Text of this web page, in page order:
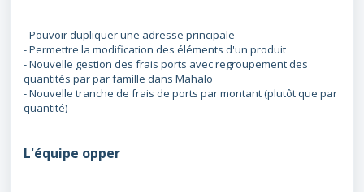
- Pouvoir dupliquer une adresse principale
- Permettre la modification des éléments d'un produit
-Nouvelle gestion des frais ports avec regroupement des
quantités par par famille dans Mahalo
-Nouvelle tranche de frais de ports par montant (plutôt que par
quantité)
L'équipe opper